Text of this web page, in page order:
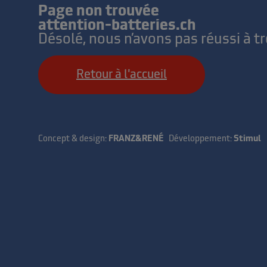
attention-batteries.ch
Page non trouvée
Désolé, nous n’avons pas réussi à
Retour à l'accueil
Concept & design:FRANZ&RENÉ Développement:Stimul